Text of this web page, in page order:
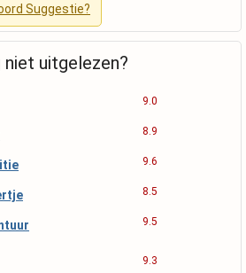
Suggestie?
niet uitgelezen?
9.0
8.9
9.6
8.5
9.5
9.3